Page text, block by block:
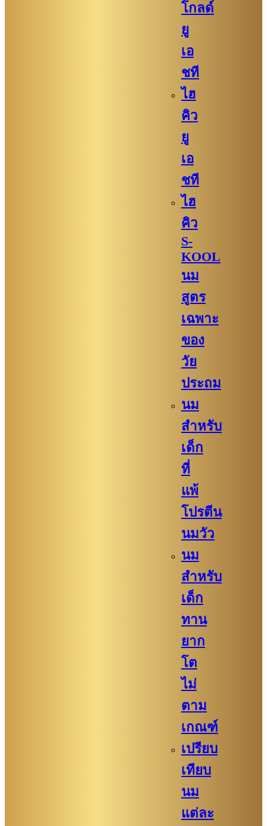
โกลด์
ยู
เอ
ชที
ไฮ
คิว
ยู
เอ
ชที
ไฮ
คิว
S-
KOOL
นม
สูตร
เฉพาะ
ของ
วัย
ประถม
นม
สำหรับ
เด็ก
ที่
แพ้
โปรตีน
นมวัว
นม
สำหรับ
เด็ก
ทาน
ยาก
โต
ไม่
ตาม
เกณฑ์
เปรียบ
เทียบ
นม
แต่ละ